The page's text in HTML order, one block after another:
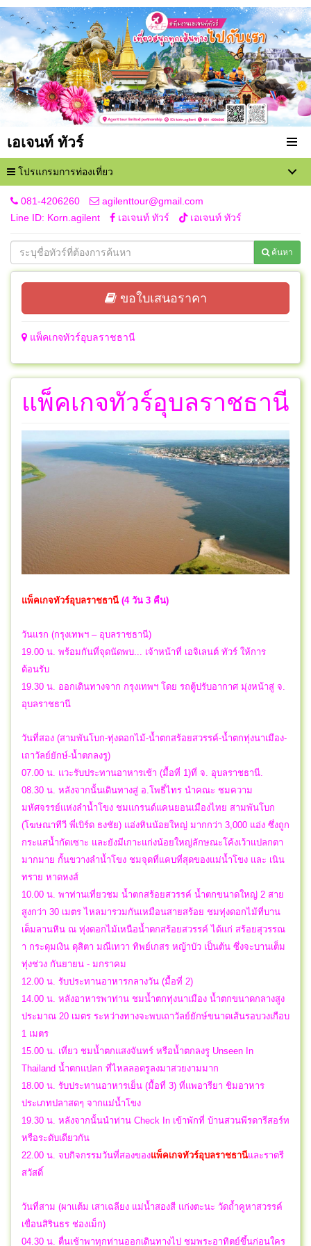
เอเจนท์ ทัวร์
โปรแกรมการท่องเที่ยว
081-4206260
agilenttour@gmail.com
Line ID: Korn.agilent
เอเจนท์ ทัวร์ เอเจนท์ ทัวร์
ค้นหา
ขอใบเสนอราคา
แพ็คเกจทัวร์อุบลราชธานี
แพ็คเกจทัวร์อุบลราชธานี
แพ็คเกจทัวร์อุบลราชธานี (4 วัน 3 คืน)
วันแรก (กรุงเทพฯ – อุบลราชธานี)
19.00 น. พร้อมกันที่จุดนัดพบ... เจ้าหน้าที่ เอจิเลนต์ ทัวร์ ให้การ
ต้อนรับ
19.30 น. ออกเดินทางจาก กรุงเทพฯ โดย รถตู้ปรับอากาศ มุ่งหน้าสู่ จ.
อุบลราชธานี
วันที่สอง (สามพันโบก-ทุ่งดอกไม้-น้ำตกสร้อยสวรรค์-น้ำตกทุ่งนาเมือง-
เถาวัลย์ยักษ์-น้ำตกลงรู)
07.00 น. แวะรับประทานอาหารเช้า (มื้อที่ 1)ที่ จ. อุบลราชธานี.
08.30 น. หลังจากนั้นเดินทางสู่ อ.โพธิ์ไทร นำคณะ ชมความ
มหัศจรรย์แห่งลำน้ำโขง ชมแกรนด์แคนยอนเมืองไทย สามพันโบก
(โฆษณาทีวี พี่เบิร์ด ธงชัย) แอ่งหินน้อยใหญ่ มากกว่า 3,000 แอ่ง ซึ่งถูก
กระแสน้ำกัดเซาะ และยังมีเกาะแก่งน้อยใหญ่ลักษณะโค้งเว้าแปลกตา
มากมาย กั้นขวางลำน้ำโขง ชมจุดที่แคบที่สุดของแม่น้ำโขง และ เนิน
ทราย หาดหงส์
10.00 น. พาท่านเที่ยวชม น้ำตกสร้อยสวรรค์ น้ำตกขนาดใหญ่ 2 สาย
สูงกว่า 30 เมตร ไหลมารวมกันเหมือนสายสร้อย ชมทุ่งดอกไม้ที่บาน
เต็มลานหิน ณ ทุ่งดอกไม้เหนือน้ำตกสร้อยสวรรค์ ได้แก่ สร้อยสุวรรณ
า กระดุมเงิน ดุสิตา มณีเทวา ทิพย์เกสร หญ้าบัว เป็นต้น ซึ่งจะบานเต็ม
ทุ่งช่วง กันยายน - มกราคม
12.00 น. รับประทานอาหารกลางวัน (มื้อที่ 2)
14.00 น. หลังอาหารพาท่าน ชมน้ำตกทุ่งนาเมือง น้ำตกขนาดกลางสูง
ประมาณ 20 เมตร ระหว่างทางจะพบเถาวัลย์ยักษ์ขนาดเส้นรอบวงเกือบ
1 เมตร
15.00 น. เที่ยว ชมน้ำตกแสงจันทร์ หรือน้ำตกลงรู Unseen In
Thailand น้ำตกแปลก ที่ไหลลอดรูลงมาสวยงามมาก
18.00 น. รับประทานอาหารเย็น (มื้อที่ 3) ที่แพอารียา ชิมอาหาร
ประเภทปลาสดๆ จากแม่น้ำโขง
19.30 น. หลังจากนั้นนำท่าน Check In เข้าพักที่ บ้านสวนพีรดารีสอร์ท
หรือระดับเดียวกัน
22.00 น. จบกิจกรรมวันที่สองของแพ็คเกจทัวร์อุบลราชธานีและราตรี
สวัสดิ์
วันที่สาม (ผาแต้ม เสาเฉลียง แม่น้ำสองสี แก่งตะนะ วัดถ้ำคูหาสวรรค์
เขื่อนสิรินธร ช่องเม็ก)
04.30 น. ตื่นเช้าพาทุกท่านออกเดินทางไป ชมพระอาทิตย์ขึ้นก่อนใคร